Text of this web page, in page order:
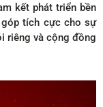
kết phát triển bền
tích cực cho sự
riêng và cộng đồng